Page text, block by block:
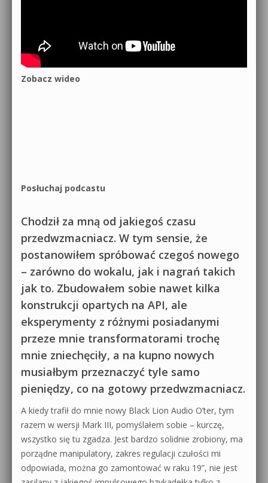
Zobacz wideo
Posłuchaj podcastu
Chodził za mną od jakiegoś czasu
przedwzmacniacz. W tym sensie, że
postanowiłem spróbować czegoś nowego
– zarówno do wokalu, jak i nagrań takich
jak to. Zbudowałem sobie nawet kilka
konstrukcji opartych na API, ale
eksperymenty z różnymi posiadanymi
przeze mnie transformatorami trochę
mnie zniechęciły, a na kupno nowych
musiałbym przeznaczyć tyle samo
pieniędzy, co na gotowy przedwzmacniacz.
A kiedy trafił do mnie nowy Black Lion Audio O’ter, tym
razem w wersji Mark III, pomyślałem sobie – kurczę,
wszystko się tu zgadza. Jest bardzo solidnie zrobiony, ma
porządne manipulatory, zakres regulacji czułości mi
odpowiada, można go zamontować w raku 19”, nie jest